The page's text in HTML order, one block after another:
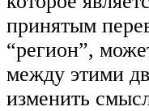
принятым
“регион”,
между этими
изменить